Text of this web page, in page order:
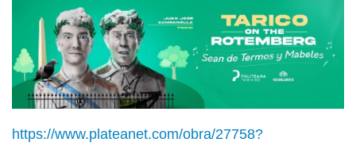
https://www.plateanet.com/obra/27758?